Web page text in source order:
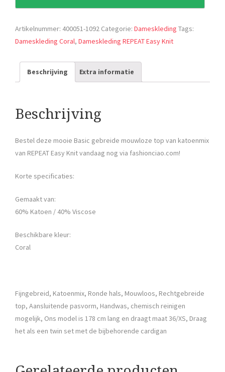
Artikelnummer: 400051-1092 Categorie: Dameskleding Tags:
Dameskleding Coral, Dameskleding REPEAT Easy Knit
Beschrijving Extra informatie
Beschrijving
Bestel deze mooie Basic gebreide mouwloze top van katoenmix
van REPEAT Easy Knit vandaag nog via fashionciao.com!
Korte specificaties:
Gemaakt van:
60% Katoen / 40% Viscose
Beschikbare kleur:
Coral
Fijngebreid, Katoenmix, Ronde hals, Mouwloos, Rechtgebreide
top, Aansluitende pasvorm, Handwas, chemisch reinigen
mogelijk, Ons model is 178 cm lang en draagt maat 36/XS, Draag
het als een twin set met de bijbehorende cardigan